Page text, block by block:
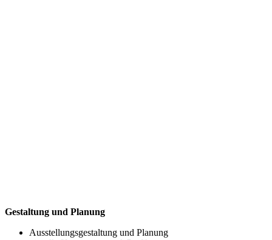
Gestaltung und Planung
Ausstellungsgestaltung und Planung